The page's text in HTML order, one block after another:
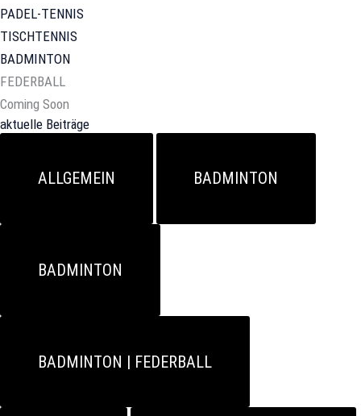
PADEL-TENNIS
TISCHTENNIS
BADMINTON
FEDERBALL
Coming Soon
aktuelle Beiträge
ALLGEMEIN BADMINTON
BADMINTON
BADMINTON | FEDERBALL